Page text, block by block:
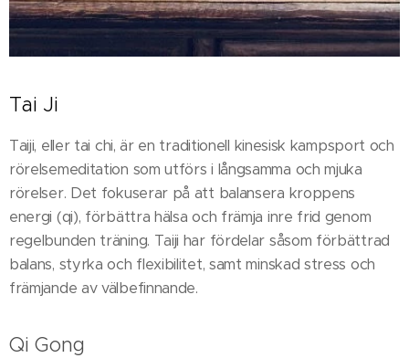
Tai Ji
Taiji, eller tai chi, är en traditionell kinesisk kampsport och
rörelsemeditation som utförs i långsamma och mjuka
rörelser. Det fokuserar på att balansera kroppens
energi (qi), förbättra hälsa och främja inre frid genom
regelbunden träning. Taiji har fördelar såsom förbättrad
balans, styrka och flexibilitet, samt minskad stress och
främjande av välbefinnande.
Qi Gong